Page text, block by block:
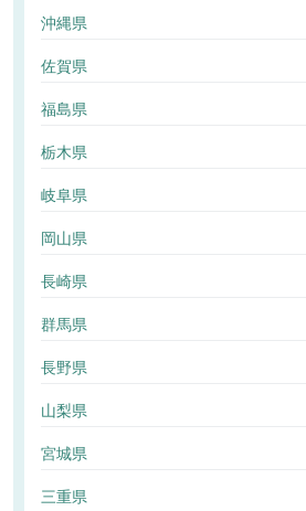
沖縄県
佐賀県
福島県
栃木県
岐阜県
岡山県
長崎県
群馬県
長野県
山梨県
宮城県
三重県